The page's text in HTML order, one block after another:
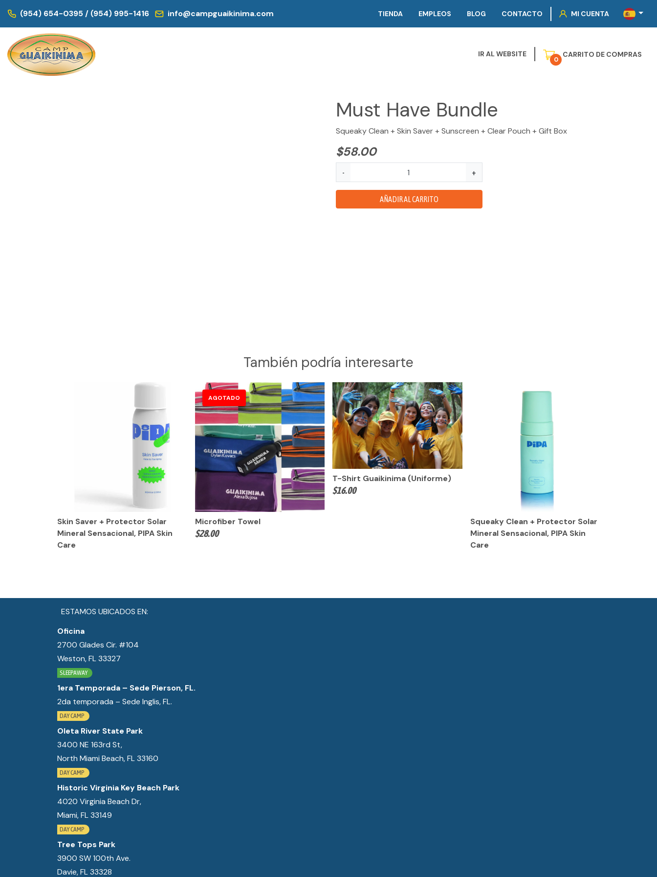
(954) 654-0395 / (954) 995-1416 info@campguaikinima.com TIENDA EMPLEOS BLOG CONTACTO MI CUENTA
IR AL WEBSITE
0
CARRITO DE COMPRAS
INICIO/ SIN CATEGORIZAR / MUST HAVE BUNDLE
← REGRESAR AL CATÁLOGO
Must Have Bundle
Squeaky Clean + Skin Saver + Sunscreen + Clear Pouch + Gift Box
$58.00
-
Have
Bundle
cantidad
+
AÑADIR AL CARRITO
También podría interesarte
Skin Saver + Protector Solar
Mineral Sensacional, PIPA Skin
Care
Microfiber Towel
$28.00
T-Shirt Guaikinima (Uniforme)
$16.00
Squeaky Clean + Protector Solar
Mineral Sensacional, PIPA Skin
Care
ESTAMOS UBICADOS EN:
Oficina
2700 Glades Cir. #104
Weston, FL 33327
SLEEPAWAY
1era Temporada – Sede Pierson, FL.
2da temporada – Sede Inglis, FL.
DAY CAMP
Oleta River State Park
3400 NE 163rd St,
North Miami Beach, FL 33160
DAY CAMP
Historic Virginia Key Beach Park
4020 Virginia Beach Dr,
Miami, FL 33149
DAY CAMP
Tree Tops Park
3900 SW 100th Ave.
Davie, FL 33328